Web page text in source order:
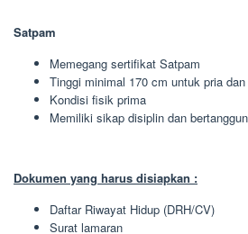
Satpam
Memegang sertifikat Satpam
Tinggi minimal 170 cm untuk pria
Kondisi fisik prima
Memiliki sikap disiplin dan
Dokumen yang harus disiapkan :
Daftar Riwayat Hidup (DRH/CV)
Surat lamaran